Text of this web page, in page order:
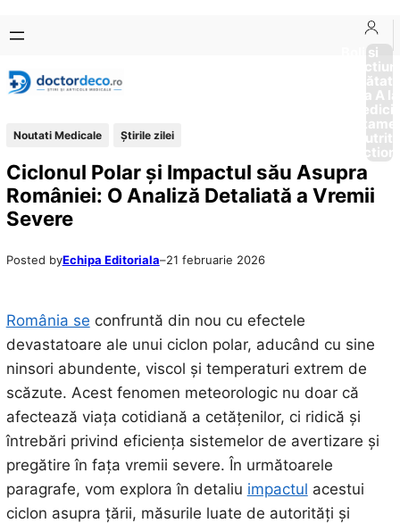
conținut
content
Boli si
Afectiuni
Sănătate
de la A
Noutati Medicale Știrile zilei
Ciclonul Polar și Impactul său Asupra
României: O Analiză Detaliată a Vremii
Severe
Posted byEchipa Editoriala–21 februarie 2026
România se confruntă din nou cu efectele
devastatoare ale unui ciclon polar, aducând cu sine
ninsori abundente, viscol și temperaturi extrem de
scăzute. Acest fenomen meteorologic nu doar că
afectează viața cotidiană a cetățenilor, ci ridică și
întrebări privind eficiența sistemelor de avertizare și
pregătire în fața vremii severe. În următoarele
paragrafe, vom explora în detaliu impactul acestui
ciclon asupra țării, măsurile luate de autorități și